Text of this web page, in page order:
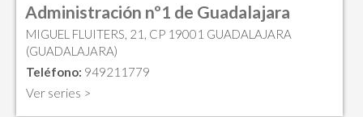
Administración nº1 de Guadalajara
MIGUEL FLUITERS, 21, CP 19001 GUADALAJARA
(GUADALAJARA)
Teléfono: 949211779
Ver series >